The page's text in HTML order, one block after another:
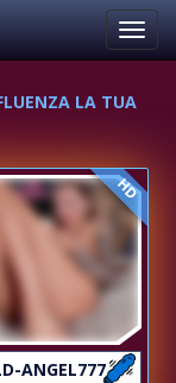
LA TUA
HD
ANGEL777